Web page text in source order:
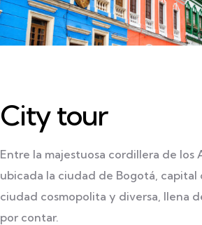
City tour
Entre la majestuosa cordillera de los
ubicada la ciudad de Bogotá, capital
ciudad cosmopolita y diversa, llena
por contar.